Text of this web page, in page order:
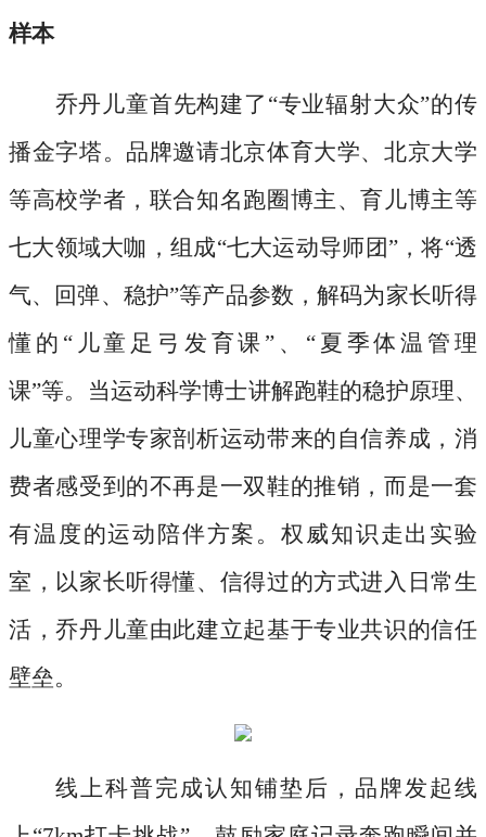
样本
乔丹儿童首先构建了 “专业辐射大众”的传
播金字塔。品牌邀请北京体育大学、北京大学
等高校学者，联合知名跑圈博主、育儿博主等
七大领域大咖，组成“七大运动导师团”，将“透
气、回弹、稳护”等产品参数，解码为家长听得
懂的“儿童足弓发育课”、“夏季体温管理
课”等。当运动科学博士讲解跑鞋的稳护原理、
儿童心理学专家剖析运动带来的自信养成，消
费者感受到的不再是一双鞋的推销，而是一套
有温度的运动陪伴方案。权威知识走出实验
室，以家长听得懂、信得过的方式进入日常生
活，乔丹儿童由此建立起基于专业共识的信任
壁垒。
线上科普完成认知铺垫后，品牌发起线